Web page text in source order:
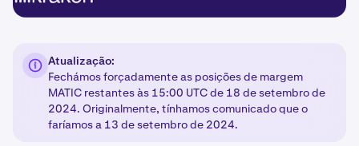
Atualização:
Fechámos forçadamente as posições de margem
MATIC restantes às 15:00 UTC de 18 de setembro de
2024. Originalmente, tínhamos comunicado que o
faríamos a 13 de setembro de 2024.